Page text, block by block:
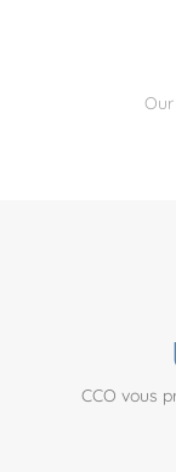
CCO vous